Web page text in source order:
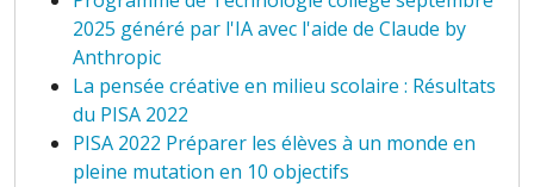
2025 généré par l'IA avec l'aide de Claude by
Anthropic
La pensée créative en milieu scolaire : Résultats
du PISA 2022
PISA 2022 Préparer les élèves à un monde en
pleine mutation en 10 objectifs